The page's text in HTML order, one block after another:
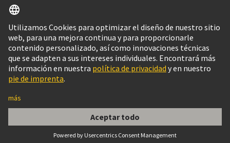
har-modular P module male angled w.Clip
Colombia Español
© Grupo Tecnológico HARTING
Imprint
Aviso Legal WebInformación al cliente